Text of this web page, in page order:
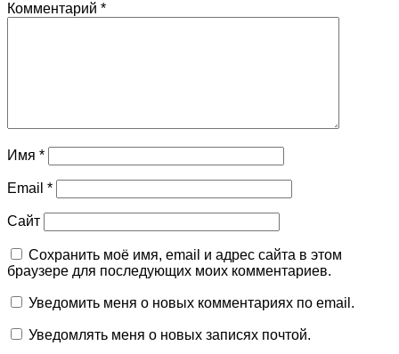
Комментарий *
Имя *
Email *
Сайт
Сохранить моё имя, email и адрес сайта в этом
браузере для последующих моих комментариев.
Уведомить меня о новых комментариях по email.
Уведомлять меня о новых записях почтой.